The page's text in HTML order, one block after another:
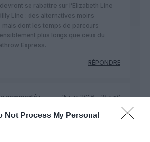
Not Process My Personal
se rabattre sur l’Elizabeth Line
Line : des alternatives moins
mais dont les temps de parcours
plus longs que ceux du
Express.
RÉPONDRE
a commenté :
15 juin 2026 - 18 h 50
entre Centre villes et aéroports